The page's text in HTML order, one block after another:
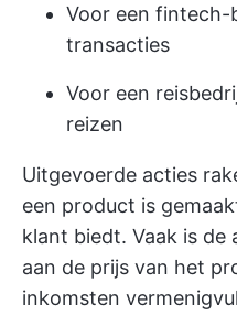
Voor een
transacties
Voor een
reizen
Uitgevoerde acties
een product is
klant biedt. Vaak is
aan de prijs van het
inkomsten